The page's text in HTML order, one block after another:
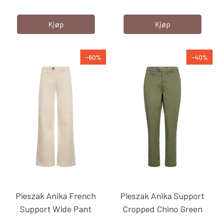
Kjøp Kjøp
-60%
Pieszak Anika French
Support Wide Pant
-40%
Pieszak Anika Support
Cropped Chino Green